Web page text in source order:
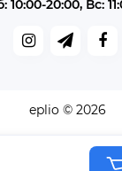
10:00-20:00, Вс:
eplio © 2026